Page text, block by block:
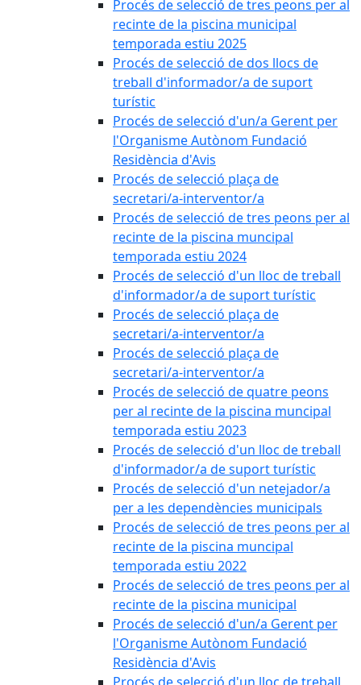
Procés de selecció de tres peons per al
recinte de la piscina municipal
temporada estiu 2025
Procés de selecció de dos llocs de
treball d'informador/a de suport
turístic
Procés de selecció d'un/a Gerent per
l'Organisme Autònom Fundació
Residència d'Avis
Procés de selecció plaça de
secretari/a-interventor/a
Procés de selecció de tres peons per al
recinte de la piscina muncipal
temporada estiu 2024
Procés de selecció d'un lloc de treball
d'informador/a de suport turístic
Procés de selecció plaça de
secretari/a-interventor/a
Procés de selecció plaça de
secretari/a-interventor/a
Procés de selecció de quatre peons
per al recinte de la piscina muncipal
temporada estiu 2023
Procés de selecció d'un lloc de treball
d'informador/a de suport turístic
Procés de selecció d'un netejador/a
per a les dependències municipals
Procés de selecció de tres peons per al
recinte de la piscina muncipal
temporada estiu 2022
Procés de selecció de tres peons per al
recinte de la piscina municipal
Procés de selecció d'un/a Gerent per
l'Organisme Autònom Fundació
Residència d'Avis